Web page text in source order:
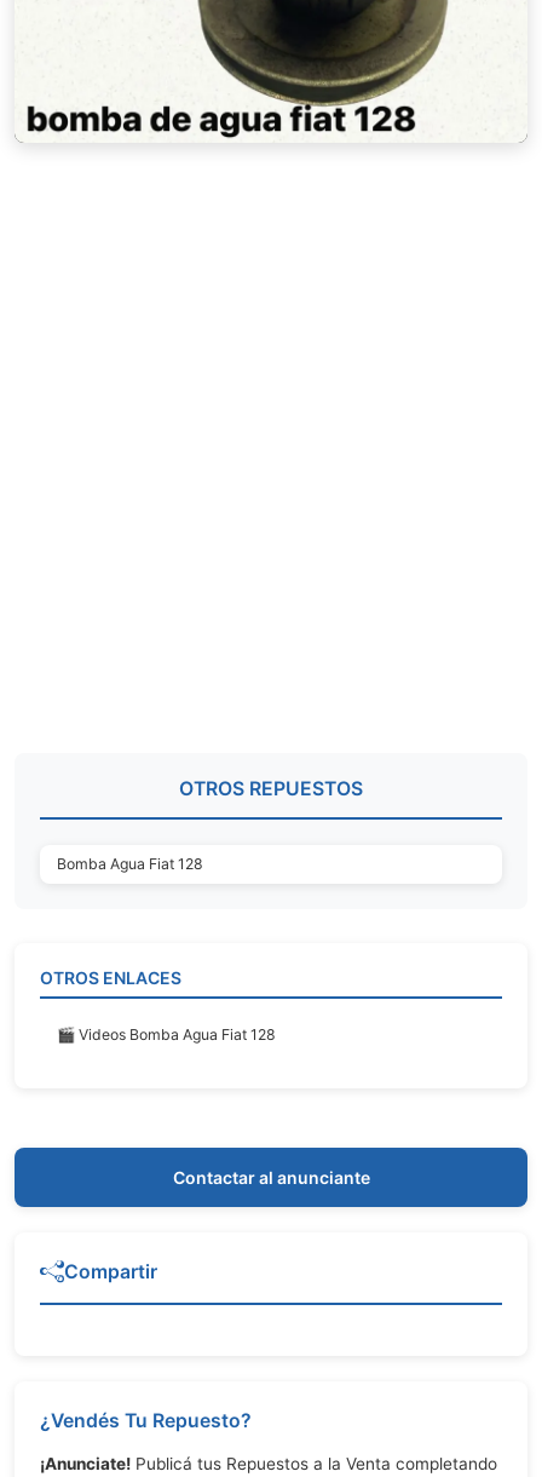
OTROS REPUESTOS
Bomba Agua Fiat 128
OTROS ENLACES
🎬 Videos Bomba Agua Fiat 128
Contactar al anunciante
Compartir
¿Vendés Tu Repuesto?
¡Anunciate! Publicá tus Repuestos a la Venta completando